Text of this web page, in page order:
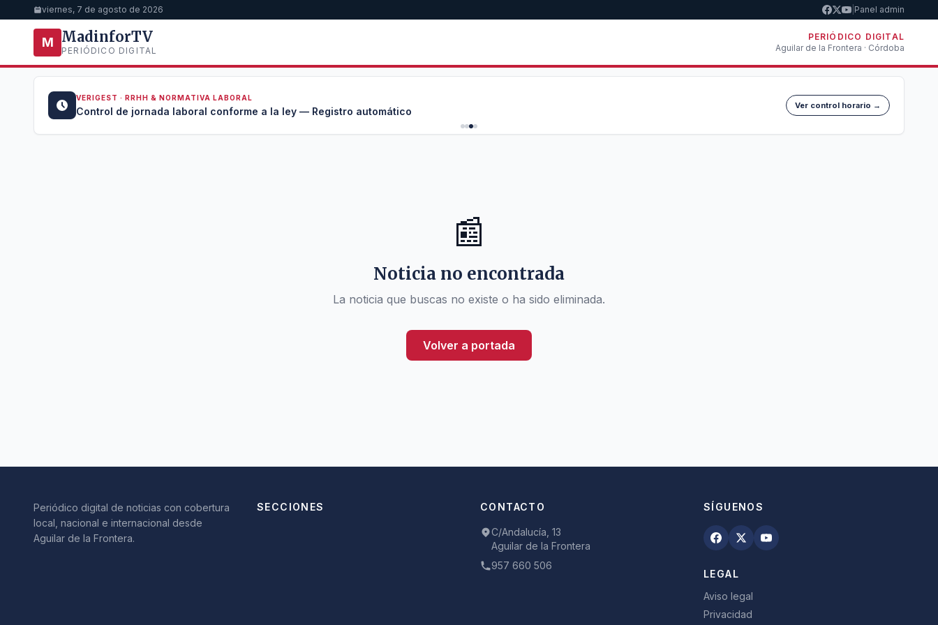
viernes, 7 de agosto de 2026 Panel admin
M MadinforTV
PERIÓDICO DIGITAL
PERIÓDICO DIGITAL
Aguilar de la Frontera · Córdoba
VERIGEST · RRHH & NORMATIVA LABORAL
Control de jornada laboral conforme a la ley — Registro automático Ver control horario →
📰
Noticia no encontrada
La noticia que buscas no existe o ha sido eliminada.
Volver a portada
Periódico digital de noticias con cobertura
local, nacional e internacional desde
Aguilar de la Frontera.
SECCIONES CONTACTO
C/Andalucía, 13
Aguilar de la Frontera
957 660 506
SÍGUENOS
LEGAL
Aviso legal
Privacidad